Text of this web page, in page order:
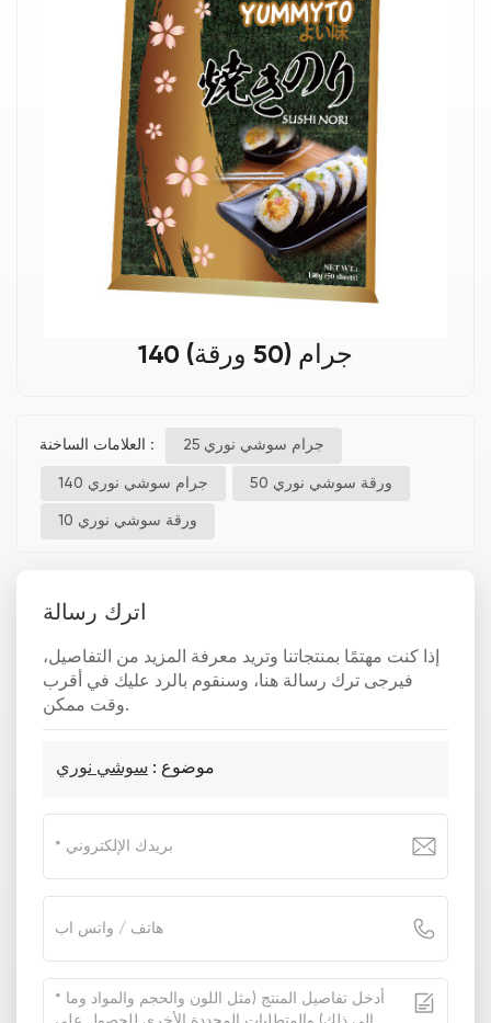
140 جرام (50 ورقة)
العلامات الساخنة : 25 جرام سوشي نوري
140 جرام سوشي نوري 50 ورقة سوشي نوري
10 ورقة سوشي نوري
اترك رسالة
إذا كنت مهتمًا بمنتجاتنا وتريد معرفة المزيد من التفاصيل،
فيرجى ترك رسالة هنا، وسنقوم بالرد عليك في أقرب
وقت ممكن.
موضوع : سوشي نوري